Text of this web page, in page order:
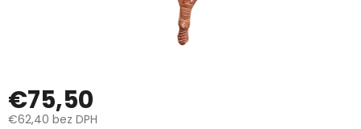
€75,50
€62,40 bez DPH